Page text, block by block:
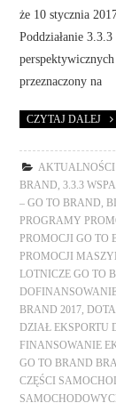
że 10 stycznia
Poddziałanie
przeznaczony na
CZYTAJ DALEJ
AKTUALNOŚCI
BRAND ,3.3.3
– GO TO BRAND ,
PROGRAMY
PROMOCJI GO TO
PROMOCJI
LOTNICZE GO TO
BRAND 2017 ,
DZIAŁ EKSPORTU
FINANSOWANIE
GO TO BRAND
CZĘŚCI